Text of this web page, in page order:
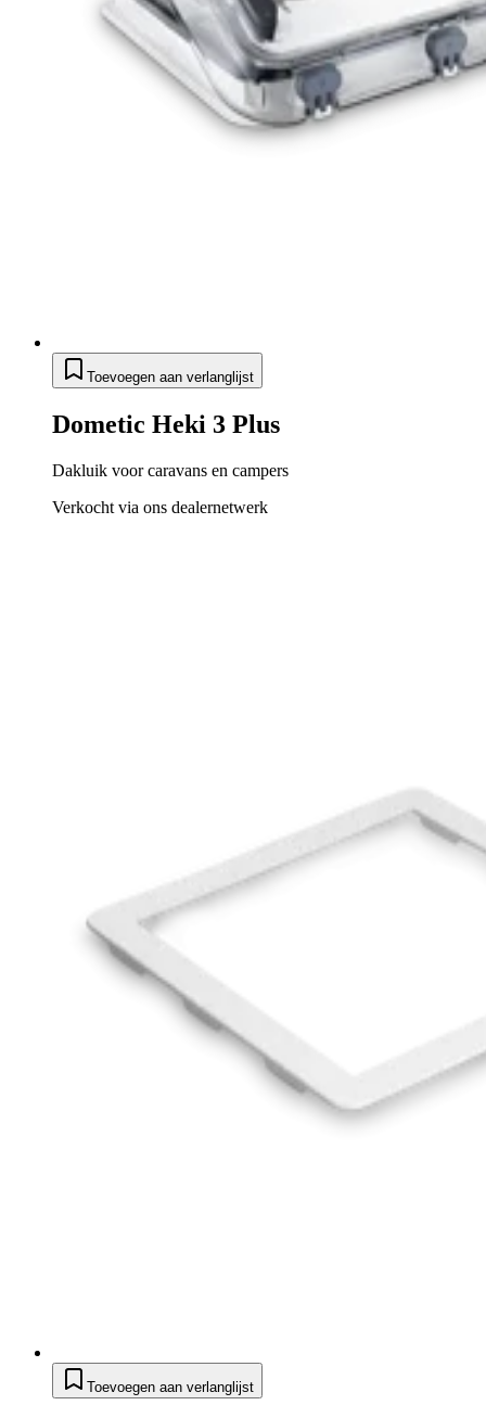
Toevoegen aan verlanglijst
Dometic Heki 3 Plus
Dakluik voor caravans en campers
Verkocht via ons dealernetwerk
Toevoegen aan verlanglijst